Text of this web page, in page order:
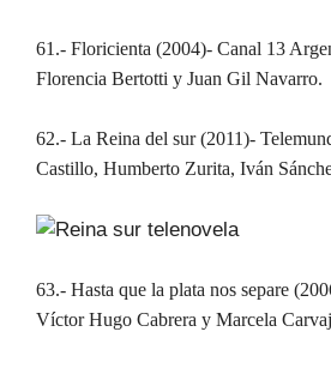
61.- Floricienta (2004)- Canal 13
Florencia Bertotti y Juan Gil Navarro.
62.- La Reina del sur (2011)-
Castillo, Humberto Zurita, Iván
63.- Hasta que la plata nos separe
Víctor Hugo Cabrera y Marcela